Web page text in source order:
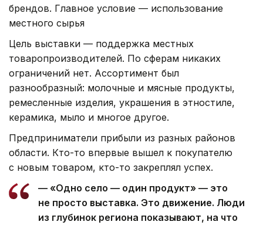
брендов. Главное условие — использование
местного сырья
Цель выставки — поддержка местных
товаропроизводителей. По сферам никаких
ограничений нет. Ассортимент был
разнообразный: молочные и мясные продукты,
ремесленные изделия, украшения в этностиле,
керамика, мыло и многое другое.
Предприниматели прибыли из разных районов
области. Кто-то впервые вышел к покупателю
с новым товаром, кто-то закреплял успех.
— «Одно село — один продукт» — это
не просто выставка. Это движение. Люди
из глубинок региона показывают, на что